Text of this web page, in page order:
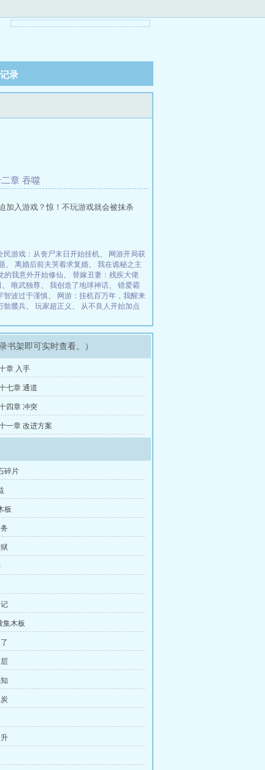
录
章 吞噬
加入游戏？惊！不玩游戏就会被抹杀
民游戏：从丧尸末日开始挂机、
网游开局获
、 离婚后前夫哭着求复婚、 我在诡秘之主
的我意外开始修仙、 替嫁丑妻：残疾大佬
、 唯武独尊、 我创造了地球神话、 错爱霸
智波过于谨慎、
网游：挂机百万年，我醒来
骷髅兵、 玩家超正义 、 从不良人开始加点
书架即可实时查看。）
章 入手
七章 通道
四章 冲突
一章 改进方案
碎片
板
集木板